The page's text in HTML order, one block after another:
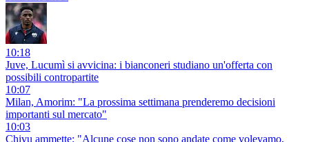
10:18
Juve, Lucumì si avvicina: i bianconeri studiano un'offerta con
possibili contropartite
10:07
Milan, Amorim: "La prossima settimana prenderemo decisioni
importanti sul mercato"
10:03
Chivu ammette: "Alcune cose non sono andate come volevamo,